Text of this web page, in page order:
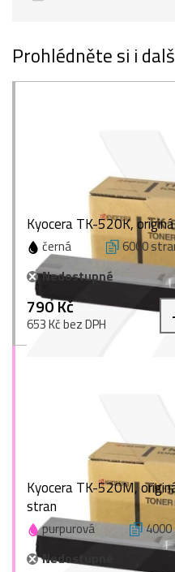
Prohlédněte si i
Kyocera TK-520K,
černá 6000
Nedostupné
790 Kč
653 Kč bez DPH
Kyocera TK-520M,
stran
purpurová
Nedostupné